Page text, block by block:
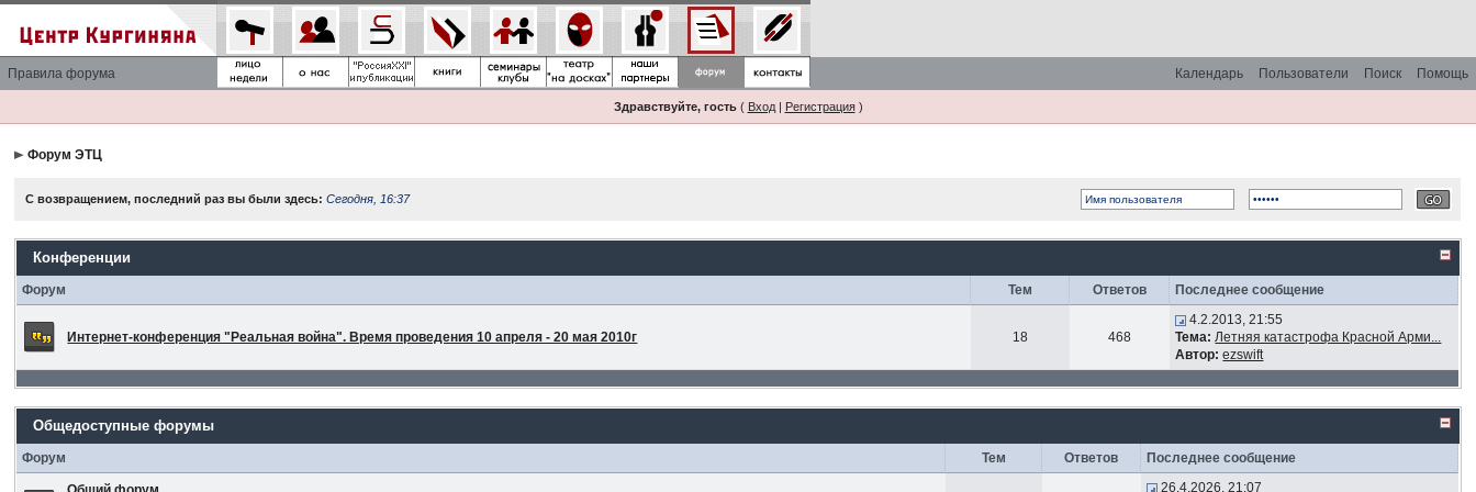
Правила форума Помощь
Поиск
Пользователи
Календарь
Здравствуйте, гость( Вход| Регистрация)
Форум ЭТЦ
С возвращением, последний раз вы были здесь:Сегодня, 16:37
Конференции
Форум Тем Ответов Последнее сообщение
Интернет-конференция "Реальная война". Время проведения 10 апреля - 20 мая 2010г 18 468
4.2.2013, 21:55
Тема: Летняя катастрофа Красной Арми...
Автор: ezswift
Общедоступные форумы
Форум Тем Ответов Последнее сообщение
26.4.2026, 21:07